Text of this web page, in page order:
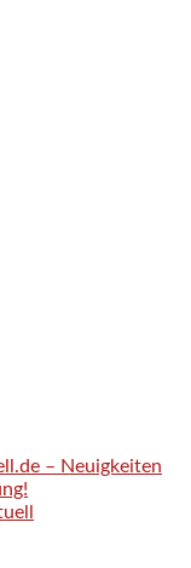
– Neuigkeiten